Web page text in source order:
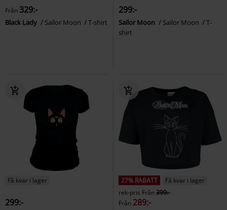
Från 329:-
Black Lady Sailor Moon T-shirt
299:-
Sailor Moon Sailor Moon
T-
shirt
Få kvar i lager
299:-
27% RABATT
Få kvar i lager
rek-pris Från399:-
Från 289:-